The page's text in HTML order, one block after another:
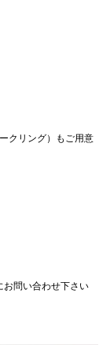
クリング）もご用意
お問い合わせ下さい